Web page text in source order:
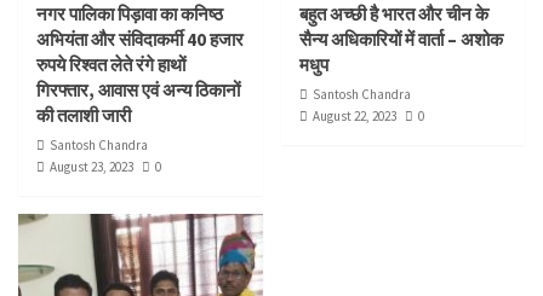
नगर पालिका पिड़ावा का कनिष्ठ
अभियंता और संविदाकर्मी 40 हजार
रुपये रिश्वत लेते रंगे हाथों
गिरफ्तार, आवास एवं अन्य ठिकानों
की तलाशी जारी
Santosh Chandra
August 23, 2023
0
बहुत अच्छी है भारत और चीन के
सैन्य अधिकारियों में वार्ता – अशोक
मधुप
Santosh Chandra
August 22, 2023
0